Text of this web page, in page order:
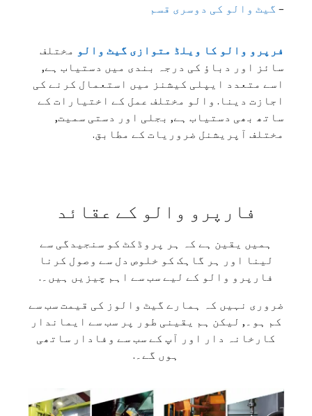
– گیٹ والو کی دوسری قسم
فرپرو والو کا ویلڈ متوازی گیٹ والو مختلف
سائز اور دباؤ کی درجہ بندی میں دستیاب ہے,
اسے متعدد ایپلی کیشنز میں استعمال کرنے کی
اجازت دینا. والو مختلف عمل کے اختیارات کے
ساتھ بھی دستیاب ہے, بجلی اور دستی سمیت,
مختلف آپریشنل ضروریات کے مطابق.
فارپرو والو کے عقائد
ہمیں یقین ہے کہ ہر پروڈکٹ کو سنجیدگی سے
لینا اور ہر گاہک کو خلوص دل سے وصول کرنا
فارپرو والو کے لیے سب سے اہم چیزیں ہیں۔.
ضروری نہیں کہ ہمارے گیٹ والوز کی قیمت سب سے
کم ہو۔, لیکن ہم یقینی طور پر سب سے ایماندار
کارخانہ دار اور آپ کے سب سے وفادار ساتھی
ہوں گے۔.